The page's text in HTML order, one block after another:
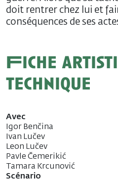
doit rentrer chez lui et
conséquences de ses
Fiche
technique
Avec
Igor Benčina
Ivan Lučev
Leon Lučev
Pavle Čemerikić
Tamara Krcunović
Scénario